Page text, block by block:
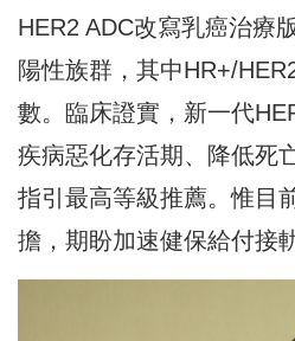
HER2 ADC改寫乳癌治療
陽性族群，其中HR+/
數。臨床證實，新一代
疾病惡化存活期、降低死
指引最高等級推薦。惟目
擔，期盼加速健保給付接